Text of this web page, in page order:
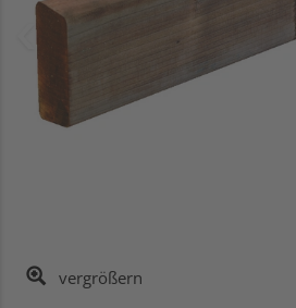
vergrößern